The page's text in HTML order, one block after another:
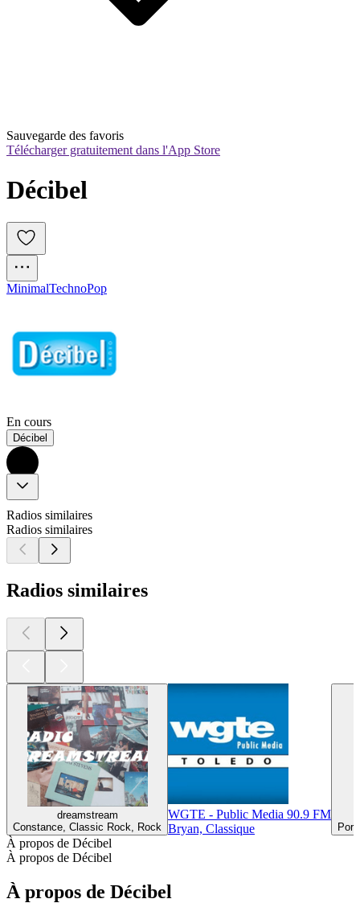
Sauvegarde des favoris
Télécharger gratuitement dans l'App Store
Décibel
MinimalTechnoPop
En cours
Décibel
Radios similaires
Radios similaires
Radios similaires
dreamstream
Constance, Classic Rock, Rock
WGTE - Public Media 90.9 FM
Bryan, Classique
À propos de Décibel
À propos de Décibel
À propos de Décibel